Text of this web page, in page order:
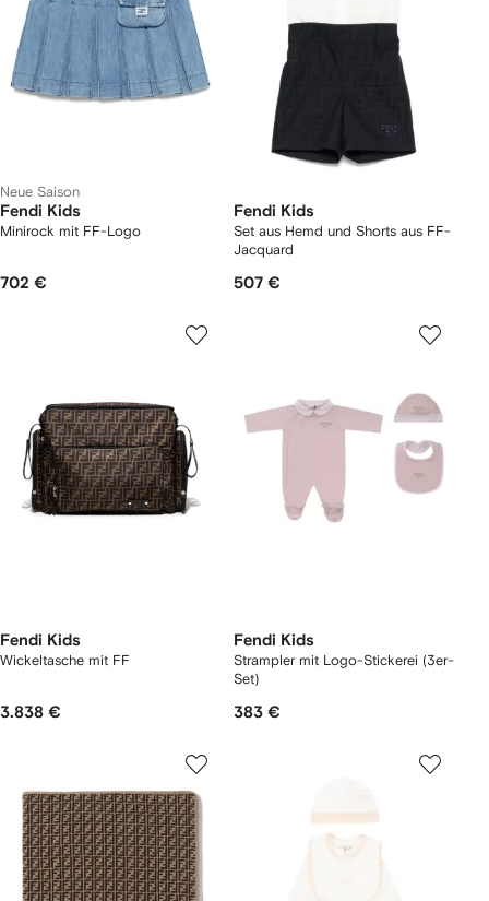
Neue Saison
Fendi Kids
Minirock mit FF-Logo
702 €
Fendi Kids
Set aus Hemd und Shorts aus FF-
Jacquard
507 €
Fendi Kids
Wickeltasche mit FF
3.838 €
Fendi Kids
Strampler mit Logo-Stickerei (3er-
Set)
383 €